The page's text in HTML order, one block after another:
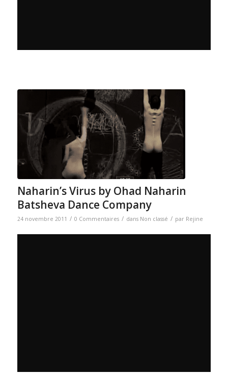
Naharin’s Virus by Ohad Naharin
Batsheva Dance Company
24 novembre 2011 / 0 Commentaires / dans Non classé / par Rejine